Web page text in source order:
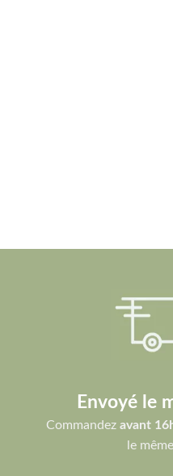
Envoyé le
Commandez avant
le